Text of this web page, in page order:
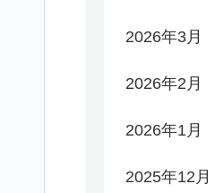
2026年3月
2026年2月
2026年1月
2025年12月